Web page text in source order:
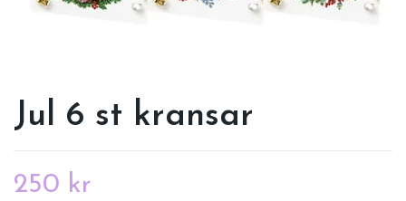
Jul 6 st kransar
250 kr